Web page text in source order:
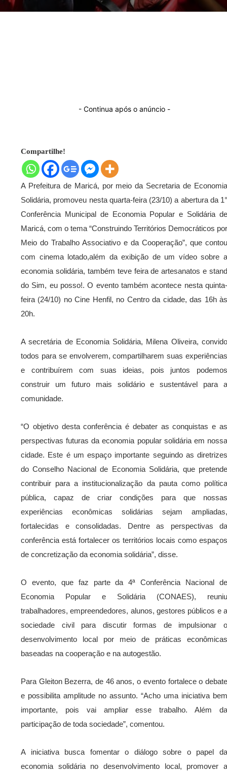
- Continua após o anúncio -
Compartilhe!
A Prefeitura de Maricá, por meio da Secretaria de Economia
Solidária, promoveu nesta quarta-feira (23/10) a abertura da 1°
Conferência Municipal de Economia Popular e Solidária de
Maricá, com o tema “Construindo Territórios Democráticos por
Meio do Trabalho Associativo e da Cooperação”, que contou
com cinema lotado,além da exibição de um vídeo sobre a
economia solidária, também teve feira de artesanatos e stand
do Sim, eu posso!. O evento também acontece nesta quinta-
feira (24/10) no Cine Henfil, no Centro da cidade, das 16h às
20h.
A secretária de Economia Solidária, Milena Oliveira, convido
todos para se envolverem, compartilharem suas experiências
e contribuírem com suas ideias, pois juntos podemos
construir um futuro mais solidário e sustentável para a
comunidade.
“O objetivo desta conferência é debater as conquistas e as
perspectivas futuras da economia popular solidária em nossa
cidade. Este é um espaço importante seguindo as diretrizes
do Conselho Nacional de Economia Solidária, que pretende
contribuir para a institucionalização da pauta como política
pública, capaz de criar condições para que nossas
experiências econômicas solidárias sejam ampliadas,
fortalecidas e consolidadas. Dentre as perspectivas da
conferência está fortalecer os territórios locais como espaços
de concretização da economia solidária”, disse.
O evento, que faz parte da 4ª Conferência Nacional de
Economia Popular e Solidária (CONAES), reuniu
trabalhadores, empreendedores, alunos, gestores públicos e a
sociedade civil para discutir formas de impulsionar o
desenvolvimento local por meio de práticas econômicas
baseadas na cooperação e na autogestão.
Para Gleiton Bezerra, de 46 anos, o evento fortalece o debate
e possibilita amplitude no assunto. “Acho uma iniciativa bem
importante, pois vai ampliar esse trabalho. Além da
participação de toda sociedade”, comentou.
A iniciativa busca fomentar o diálogo sobre o papel da
economia solidária no desenvolvimento local, promover a